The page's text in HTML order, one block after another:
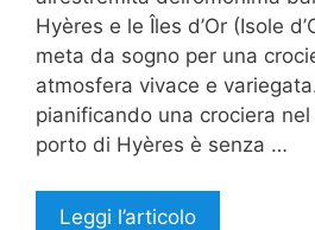
Hyères e le Îles d’Or (Isole
meta da sogno per una
atmosfera vivace e
pianificando una crociera
porto di Hyères è senza …
Leggi l’articolo